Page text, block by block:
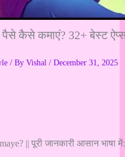
कैसे कमाएं? 32+ बेस्ट
/ By Vishal / December 31, 2025